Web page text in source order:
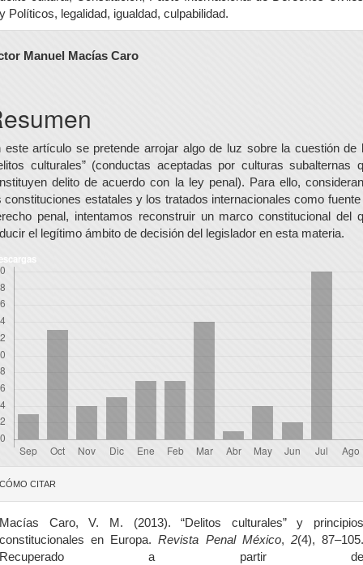
y Políticos, legalidad, igualdad, culpabilidad.
Manuel Macías Caro
este artículo se pretende arrojar algo de luz sobre la cuestión de
culturales” (conductas aceptadas por culturas subalternas
delito de acuerdo con la ley penal). Para ello,
constituciones estatales y los tratados internacionales como fuente
penal, intentamos reconstruir un marco constitucional del
el legítimo ámbito de decisión del legislador en esta materia.
CÓMO CITAR
Macías Caro, V. M. (2013). “Delitos culturales” y principios
constitucionales en Europa.Revista Penal México, 2(4),
Recuperado a partir de